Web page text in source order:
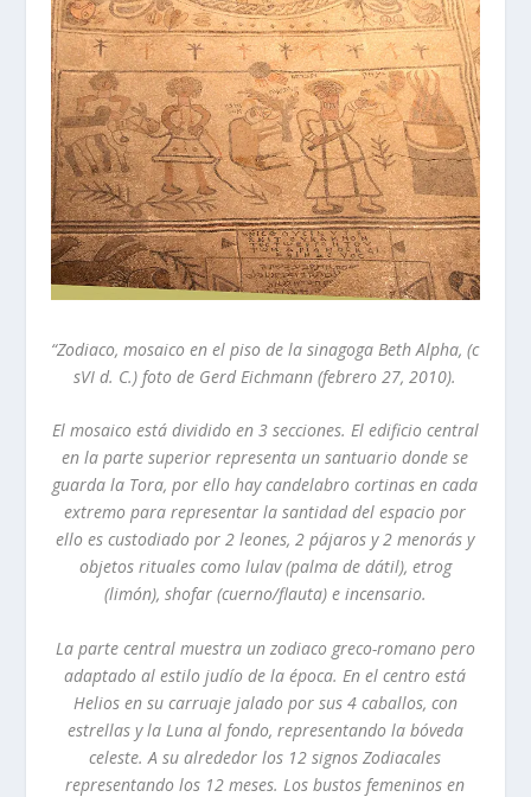
“Zodiaco, mosaico en el piso de la sinagoga Beth Alpha, (c
sVI d. C.) foto de Gerd Eichmann (febrero 27, 2010).
El mosaico está dividido en 3 secciones. El edificio central
en la parte superior representa un santuario donde se
guarda la Tora, por ello hay candelabro cortinas en cada
extremo para representar la santidad del espacio por
ello es custodiado por 2 leones, 2 pájaros y 2 menorás y
objetos rituales como lulav (palma de dátil), etrog
(limón), shofar (cuerno/flauta) e incensario.
La parte central muestra un zodiaco greco-romano pero
adaptado al estilo judío de la época. En el centro está
Helios en su carruaje jalado por sus 4 caballos, con
estrellas y la Luna al fondo, representando la bóveda
celeste. A su alrededor los 12 signos Zodiacales
representando los 12 meses. Los bustos femeninos en